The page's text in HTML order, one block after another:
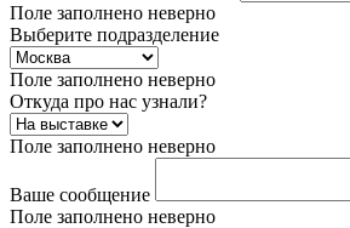
Поле заполнено неверно
Выберите подразделение
Поле заполнено неверно
Откуда про нас узнали?
Поле заполнено неверно
Ваше сообщение
Поле заполнено неверно